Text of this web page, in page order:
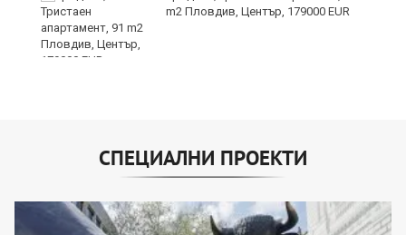
m2 Пловдив, Център, 179000 EUR
СПЕЦИАЛНИ ПРОЕКТИ